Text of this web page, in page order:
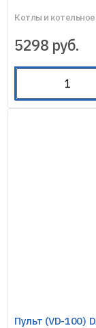
Котлы и
5298 руб.
Пульт (VD-100)